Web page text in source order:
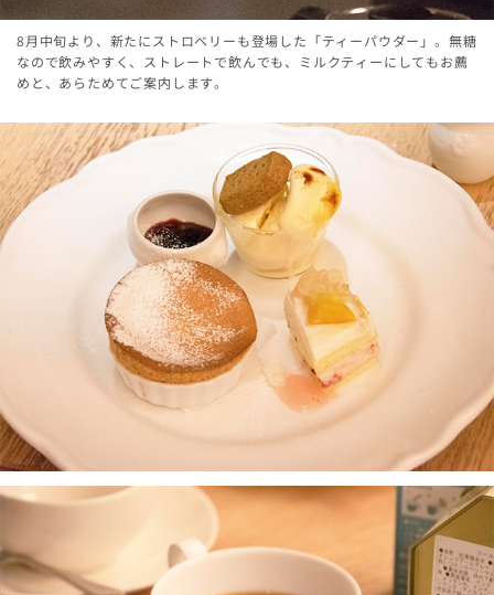
8月中旬より、新たにストロベリーも登場した「ティーパウダー」。無糖
なので飲みやすく、ストレートで飲んでも、ミルクティーにしてもお薦
めと、あらためてご案内します。